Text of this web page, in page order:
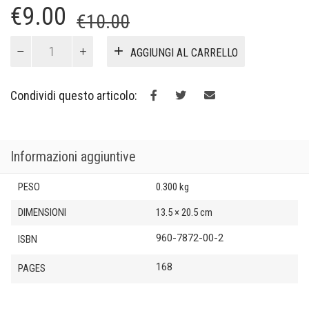
€10.00Il
prezzo
originale
era:
€9.00
Il
prezzo
attuale
è:
Μαγικός
(9+)
quantità
AGGIUNGI AL CARRELLO
Condividi questo articolo:
Informazioni aggiuntive
PESO 0.300 kg
DIMENSIONI 13.5 × 20.5 cm
ISBN 960-7872-00-2
PAGES 168